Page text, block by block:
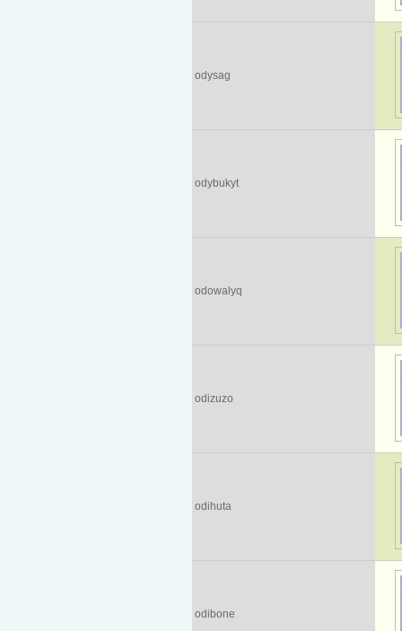
odysag
odybukyt
odowalyq
odizuzo
odihuta
odibone